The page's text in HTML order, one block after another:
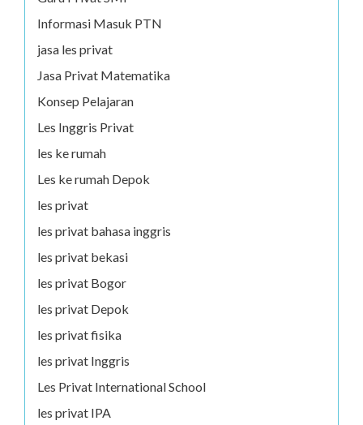
Informasi Masuk PTN
jasa les privat
Jasa Privat Matematika
Konsep Pelajaran
Les Inggris Privat
les ke rumah
Les ke rumah Depok
les privat
les privat bahasa inggris
les privat bekasi
les privat Bogor
les privat Depok
les privat fisika
les privat Inggris
Les Privat International School
les privat IPA